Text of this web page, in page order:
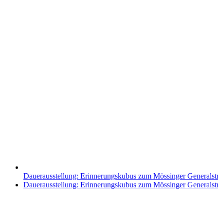
Dauerausstellung: Erinnerungskubus zum Mössinger
Nächster
Dauerausstellung: Erinnerungskubus zum Mössinger